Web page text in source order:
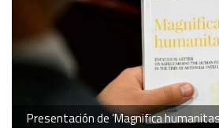
Presentación de ‘Magnifica